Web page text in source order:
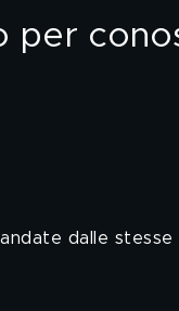
per
dalle stesse